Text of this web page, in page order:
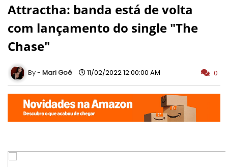
Attractha: banda está de volta
com lançamento do single "The
Chase"
Mari Goé 11/02/2022 12:00:00 AM 0